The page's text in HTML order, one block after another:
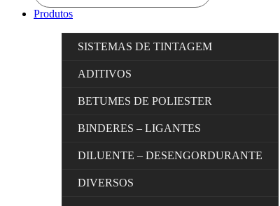
Produtos
SISTEMAS DE TINTAGEM
ADITIVOS
BETUMES DE POLIESTER
BINDERES – LIGANTES
DILUENTE – DESENGORDURANTE
DIVERSOS